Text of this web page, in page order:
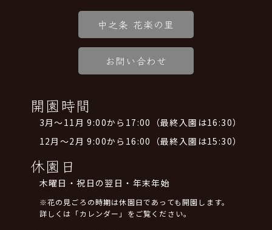
中之条 花楽の里
お問い合わせ
開園時間
3月～11月 9:00から17:00（最終入園は16:30）
12月～2月 9:00から16:00（最終入園は15:30）
休園日
木曜日・祝日の翌日・年末年始
※花の見ごろの時期は休園日であっても開園します。
詳しくは「カレンダー」をご覧ください。